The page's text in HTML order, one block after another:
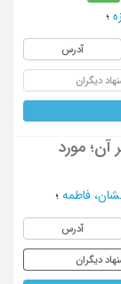
؛
آدرس
دیگران
آن؛ مورد
فاطمه ؛
آدرس
دیگران